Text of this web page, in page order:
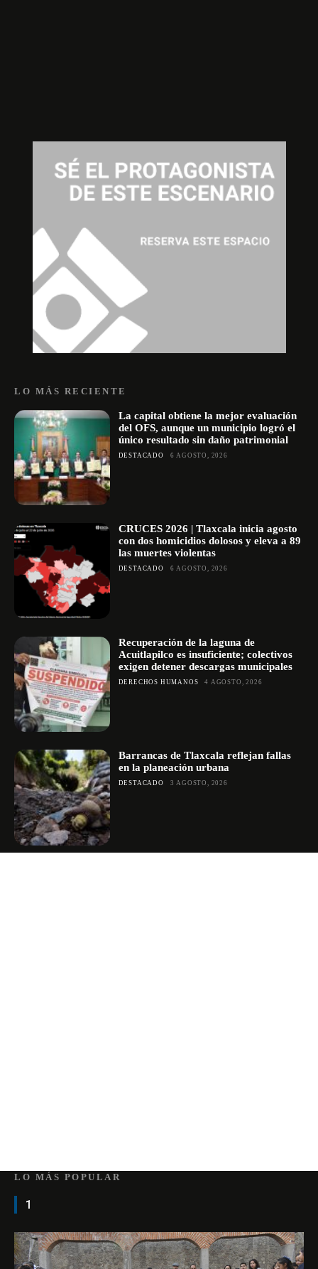
LO MÁS RECIENTE
La capital obtiene la mejor evaluación
del OFS, aunque un municipio logró el
único resultado sin daño patrimonial
DESTACADO 6 AGOSTO, 2026
CRUCES 2026 | Tlaxcala inicia agosto
con dos homicidios dolosos y eleva a 89
las muertes violentas
DESTACADO 6 AGOSTO, 2026
Recuperación de la laguna de
Acuitlapilco es insuficiente; colectivos
exigen detener descargas municipales
DERECHOS HUMANOS 4 AGOSTO, 2026
Barrancas de Tlaxcala reflejan fallas
en la planeación urbana
DESTACADO 3 AGOSTO, 2026
LO MÁS POPULAR
1